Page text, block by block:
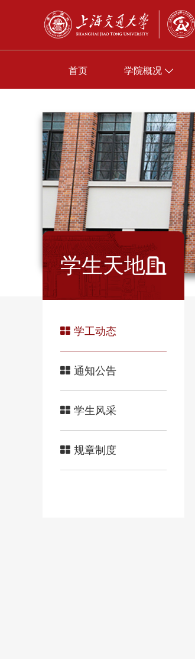
首页 学院概况
学生天地
学工动态
通知公告
学生风采
规章制度